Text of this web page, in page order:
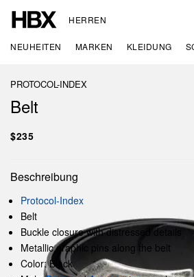
HERREN
NEUHEITEN MARKEN KLEIDUNG
PROTOCOL-INDEX
Belt
$235
Beschreibung
Protocol-Index
Belt
Buckle closure with distressed details
Metallic graphic pins along the belt
Color: Black